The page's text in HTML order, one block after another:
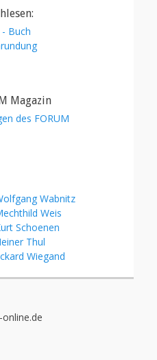
Magazin
Wabnitz
Weis
Schoenen
Thul
Wiegand